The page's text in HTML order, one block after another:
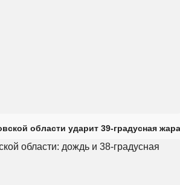
области ударит 39-градусная жара